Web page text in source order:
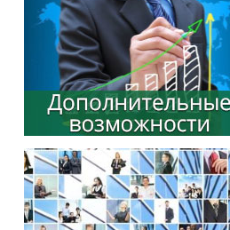
Банковские реквизиты
Наши услуги
Международная деятельность
Организации-партнеры